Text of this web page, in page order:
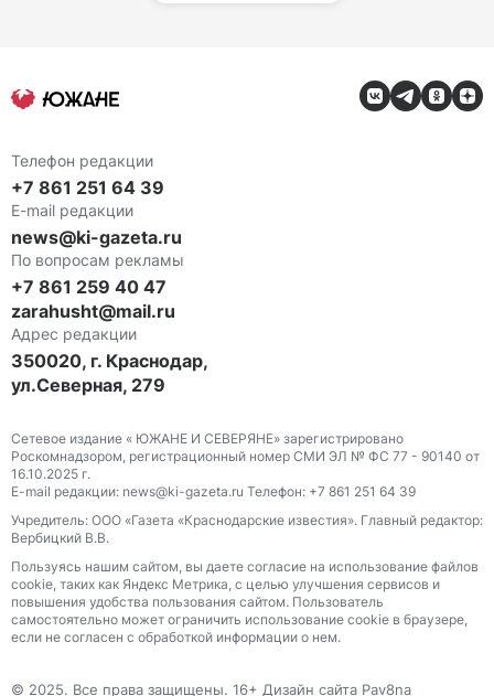
Телефон редакции
+7 861 251 64 39
E-mail редакции
news@ki-gazeta.ru
По вопросам рекламы
+7 861 259 40 47
zarahusht@mail.ru
Адрес редакции
350020, г. Краснодар,
ул.Северная, 279
Сетевое издание « ЮЖАНЕ И СЕВЕРЯНЕ» зарегистрировано
Роскомнадзором, регистрационный номер СМИ ЭЛ № ФС 77 - 90140 от
16.10.2025 г.
E-mail редакции: news@ki-gazeta.ru Телефон: +7 861 251 64 39
Учредитель: ООО «Газета «Краснодарские известия». Главный редактор:
Вербицкий В.В.
Пользуясь нашим сайтом, вы даете согласие на использование файлов
сооkіе, таких как Яндекс Метрика, с целью улучшения сервисов и
повышения удобства пользования сайтом. Пользователь
самостоятельно может ограничить использование сооkіе в браузере,
если не согласен с обработкой информации о нем.
© 2025. Все права защищены. 16+ Дизайн сайта Pav8na